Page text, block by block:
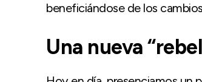
beneficiándose de los
Una nueva